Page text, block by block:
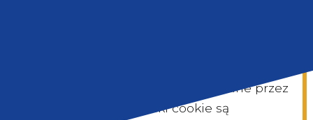
Informacje zbierane przez
te pliki cookie są